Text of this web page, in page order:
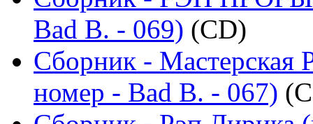
Bad B. - 069) (CD)
Сборник - Мастерская
номер - Bad B. - 067)